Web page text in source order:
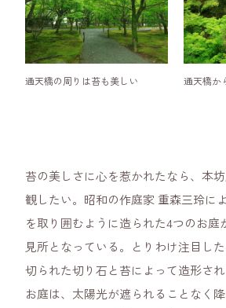
通天橋の周りは苔も美しい 通天橋か
苔の美しさに心を惹かれたなら、本
観したい。昭和の作庭家 重森三玲に
を取り囲むように造られた4つのお庭
見所となっている。とりわけ注目し
切られた切り石と苔によって造形さ
お庭は、太陽光が遮られることなく